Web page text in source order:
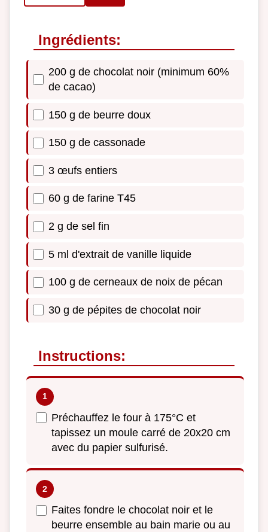
Ingrédients:
200 g de chocolat noir (minimum 60%
de cacao)
150 g de beurre doux
150 g de cassonade
3 œufs entiers
60 g de farine T45
2 g de sel fin
5 ml d'extrait de vanille liquide
100 g de cerneaux de noix de pécan
30 g de pépites de chocolat noir
Instructions:
Préchauffez le four à 175°C et
tapissez un moule carré de 20x20 cm
avec du papier sulfurisé.
Faites fondre le chocolat noir et le
beurre ensemble au bain marie ou au